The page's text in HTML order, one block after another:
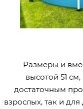
Размеры и
высотой 51
достаточным
взрослых, так и